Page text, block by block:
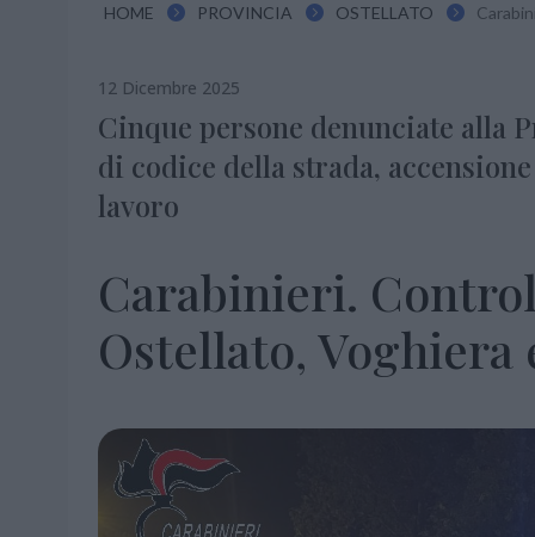
HOME  PROVINCIA  OSTELLATO 
12 Dicembre 2025
Cinque persone denunciate alla
di codice della strada,
lavoro
Carabinieri.
Ostellato, Voghiera